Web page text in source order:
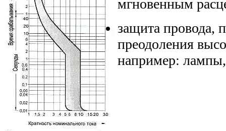
мгновенным
защита провода,
преодоления
например: лампы,